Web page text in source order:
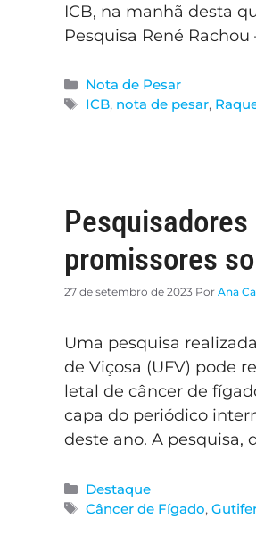
ICB, na manhã desta
Pesquisa René
Nota de Pesar
ICB, nota de pesar,
promissores
27 de setembro de 2023 Por Ana
Uma pesquisa
de Viçosa (UFV) pode
letal de câncer de
capa do periódico
deste ano. A pesquisa,
Destaque
Câncer de Fígado,